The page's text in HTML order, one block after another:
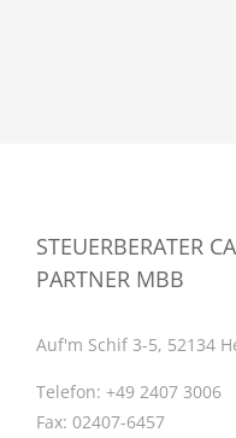
STEUERBERATER
PARTNER MBB
Auf'm Schif 3-5, 52134
Telefon: +49 2407 3006
Fax: 02407-6457